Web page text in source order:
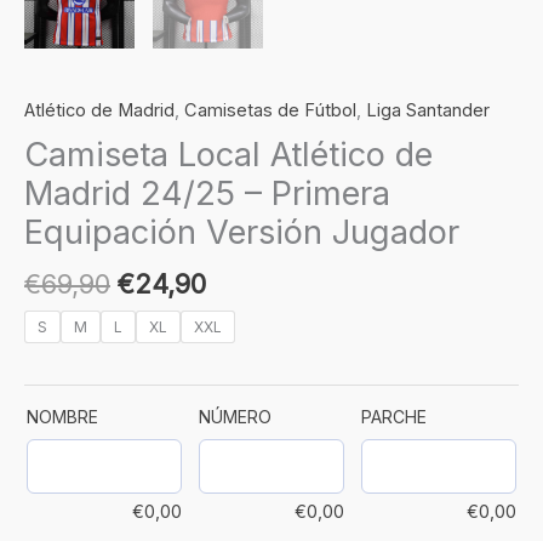
Atlético de Madrid, Camisetas de Fútbol, Liga Santander
Camiseta Local Atlético de
Madrid 24/25 – Primera
Equipación Versión Jugador
€69,90 €24,90
S M L XL XXL
NOMBRE
€0,00
NÚMERO
€0,00
PARCHE
€0,00